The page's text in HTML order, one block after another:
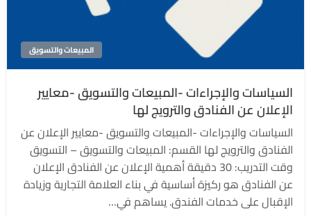
المبيعات والتسويق
السياسات والإجراءات -المبيعات والتسويق -معايير
الإعلان عن الفنادق والترويج لها
السياسات والإجراءات -المبيعات والتسويق -معايير الإعلان عن
الفنادق والترويج لها القسم: المبيعات والتسويق – التسويق
وقت التدريب: 30 دقيقة أهمية الإعلان عن الفنادق الإعلان
عن الفنادق هو ركيزة أساسية في بناء العلامة التجارية وزيادة
الإقبال على خدمات الفندق. يساهم في…